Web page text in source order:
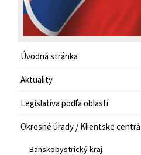
Úvodná stránka
Aktuality
Legislatíva podľa oblastí
Okresné úrady / Klientske centrá
Banskobystrický kraj